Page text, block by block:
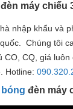
máy chiếu
nhập khẩu và
Chúng tôi
CO, CQ, giá
Hotline:
đèn máy